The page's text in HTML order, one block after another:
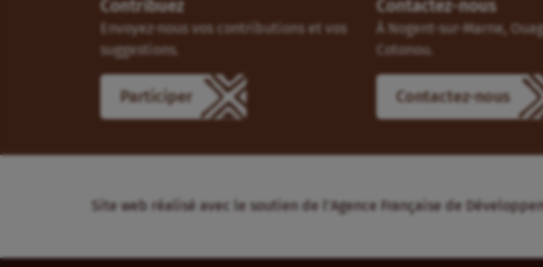
Contribuez
Envoyez-nous vos contributions et vos
suggestions.
Participer
Contactez-nous
À Nogent-sur-Marne,
Cotonou.
Contactez-nous
Site web réalisé avec le soutien de l’Agence Française de